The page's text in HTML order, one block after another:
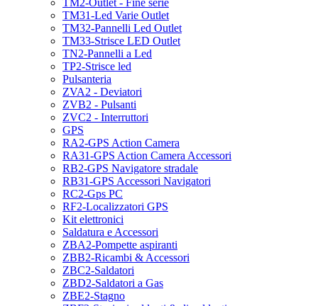
TM2-Outlet - Fine serie
TM31-Led Varie Outlet
TM32-Pannelli Led Outlet
TM33-Strisce LED Outlet
TN2-Pannelli a Led
TP2-Strisce led
Pulsanteria
ZVA2 - Deviatori
ZVB2 - Pulsanti
ZVC2 - Interruttori
GPS
RA2-GPS Action Camera
RA31-GPS Action Camera Accessori
RB2-GPS Navigatore stradale
RB31-GPS Accessori Navigatori
RC2-Gps PC
RF2-Localizzatori GPS
Kit elettronici
Saldatura e Accessori
ZBA2-Pompette aspiranti
ZBB2-Ricambi & Accessori
ZBC2-Saldatori
ZBD2-Saldatori a Gas
ZBE2-Stagno